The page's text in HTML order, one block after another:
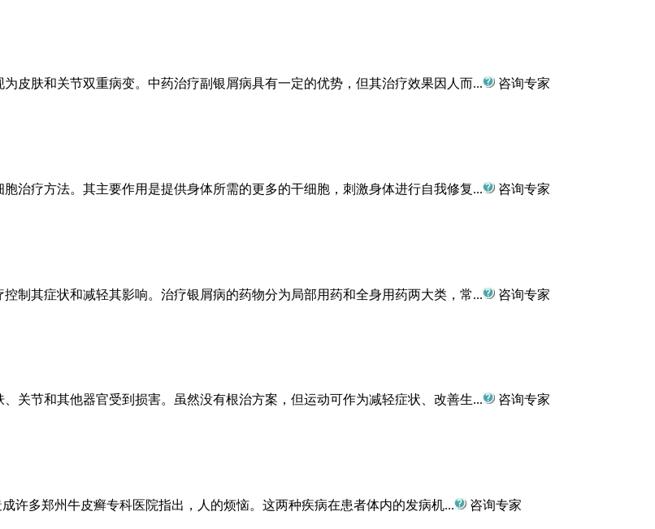
皮肤和关节双重病变。中药治疗副银屑病具有一定的优势，但其治疗效果因人而... 咨询专家
治疗方法。其主要作用是提供身体所需的更多的干细胞，刺激身体进行自我修复... 咨询专家
制其症状和减轻其影响。治疗银屑病的药物分为局部用药和全身用药两大类，常... 咨询专家
关节和其他器官受到损害。虽然没有根治方案，但运动可作为减轻症状、改善生... 咨询专家
许多郑州牛皮癣专科医院指出，人的烦恼。这两种疾病在患者体内的发病机... 咨询专家